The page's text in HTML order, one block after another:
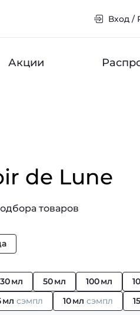
Вход /
Акции
de Lune
товаров
30 мл 50 мл 100 мл
мл сэмпл 10 мл сэмпл